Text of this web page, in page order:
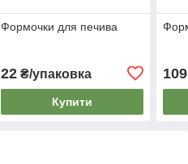
Формочки для печива
22₴/упаковка
Купити
109